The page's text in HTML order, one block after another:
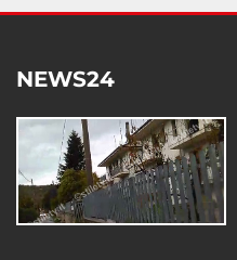
NEWS24